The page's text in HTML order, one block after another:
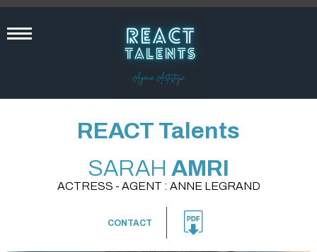
REACT Talents
SARAH AMRI
ACTRESS - AGENT : ANNE LEGRAND
CONTACT